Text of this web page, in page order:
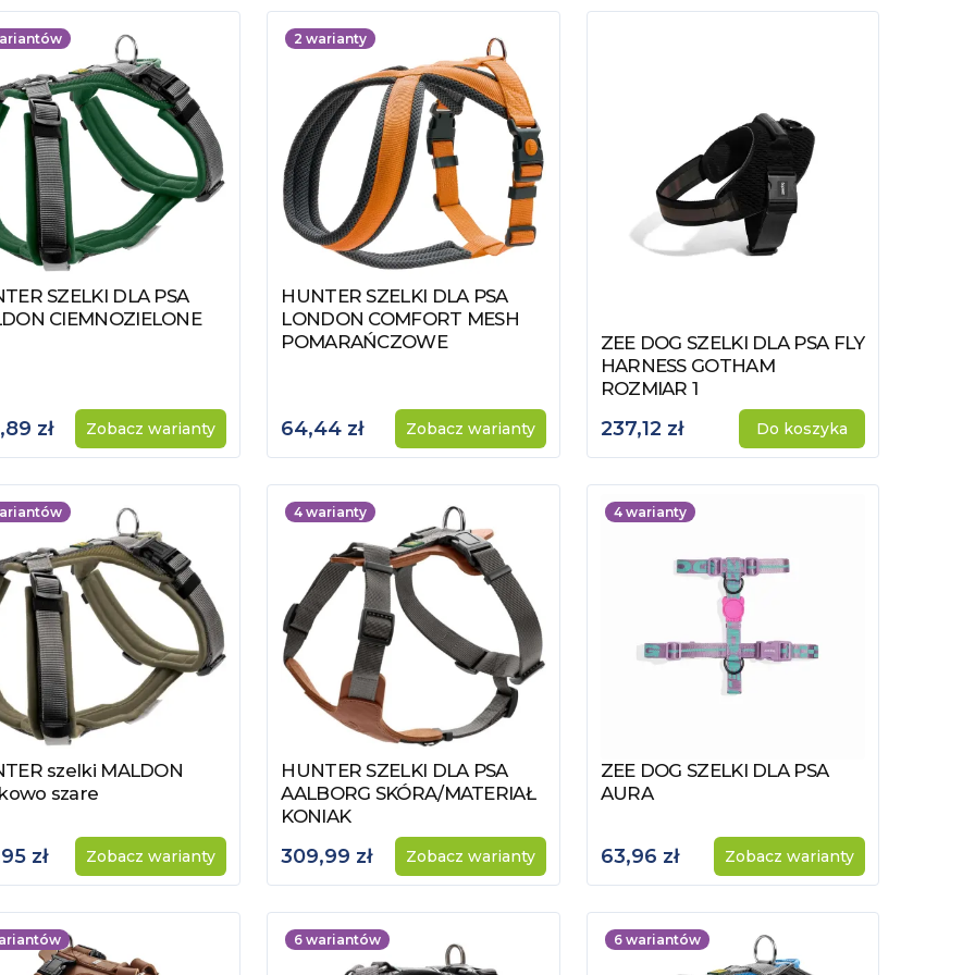
produkt
SZELKI DLA PSA
CIEMNOZIELONE
zł Zobacz warianty
2 warianty
Zobacz produkt
HUNTER SZELKI DLA PSA
LONDON COMFORT MESH
POMARAŃCZOWE
64,44 zł Zobacz warianty
Zobacz produkt
ZEE DOG SZELKI DLA PSA FLY
HARNESS GOTHAM
ROZMIAR 1
237,12 zł Do koszyka
produkt
szelki MALDON
szare
zł Zobacz warianty
4 warianty
Zobacz produkt
HUNTER SZELKI DLA PSA
AALBORG SKÓRA/MATERIAŁ
KONIAK
309,99 zł Zobacz warianty
4 warianty
Zobacz produkt
ZEE DOG SZELKI DLA PSA
AURA
63,96 zł Zobacz warianty
6 wariantów 6 wariantów